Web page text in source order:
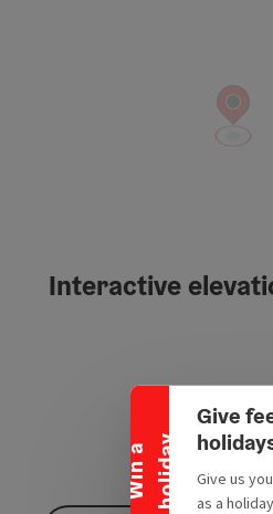
W
i
n
a
h
o
l
i
d
a y
Collapse banner
Give
Give us
as a
Interactive